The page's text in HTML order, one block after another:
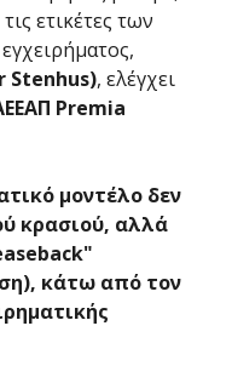
ετικέτες των
Stenhus), ελέγχει
Premia
μοντέλο δεν
κρασιού, αλλά
κάτω από τον